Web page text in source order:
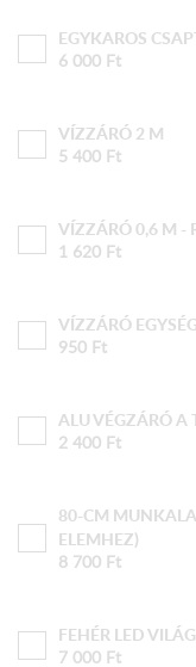
EGYKAROS
6 000 Ft
VÍZZÁRÓ 2 M
5 400 Ft
VÍZZÁRÓ 0,6 M -
1 620 Ft
VÍZZÁRÓ
950 Ft
ALU VÉGZÁRÓ A
2 400 Ft
80-CM
ELEMHEZ)
8 700 Ft
FEHÉR LED
7 000 Ft